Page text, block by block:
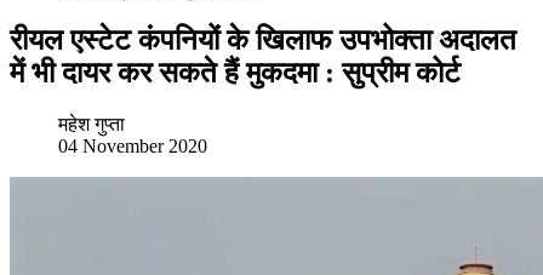
रीयल एस्टेट कंपनियों के खिलाफ उपभोक्ता अदालत
में भी दायर कर सकते हैं मुकदमा : सुप्रीम कोर्ट
महेश गुप्ता
04 November 2020